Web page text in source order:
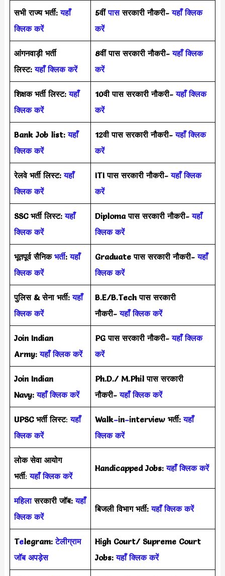
सभी राज्य भर्ती: यहाँ
क्लिक करें
5वींपाससरकारी नौकरी- यहाँ क्लिक
करें
आंगनवाड़ी भर्ती
लिस्ट: यहाँ क्लिक करें
8वीं पास सरकारी नौकरी- यहाँ क्लिक
करें
शिक्षक भर्ती लिस्ट: यहाँ
क्लिक करें
10वी पास सरकारी नौकरी- यहाँ क्लिक
करें
Bank Job list: यहाँ
क्लिक करें
12वी पास सरकारी नौकरी- यहाँ क्लिक
करें
रेलवे भर्ती लिस्ट: यहाँ
क्लिक करें
ITI पास सरकारी नौकरी- यहाँ क्लिक
करें
SSC भर्ती लिस्ट: यहाँ
क्लिक करें
Diploma पास सरकारी नौकरी- यहाँ
क्लिक करें
भूतपूर्व सैनिक भर्ती: यहाँ
क्लिक करें
Graduate पास सरकारी नौकरी- यहाँ
क्लिक करें
पुलिस & सेना भर्ती: यहाँ
क्लिक करें
B.E/B.Tech पास सरकारी
नौकरी- यहाँ क्लिक करें
Join Indian
Army:यहाँ क्लिक करें
PG पास सरकारी नौकरी- यहाँ क्लिक
करें
Join Indian
Navy:यहाँ क्लिक करें
Ph.D./ M.Phil पास सरकारी
नौकरी- यहाँ क्लिक करें
UPSC भर्ती लिस्ट:यहाँ
क्लिक करें
Walk–in–interview भर्ती:यहाँ
क्लिक करें
लोक सेवा आयोग
भर्ती:यहाँ क्लिक करें
Handicapped Jobs:यहाँ क्लिक करें
महिलासरकारी जॉब: यहाँ
क्लिक करें
बिजली विभाग भर्ती:यहाँ क्लिक करें
Telegram: टेलीग्राम
जॉब अपड़ेस
High Court/ Supreme Court
Jobs:यहाँ क्लिक करें